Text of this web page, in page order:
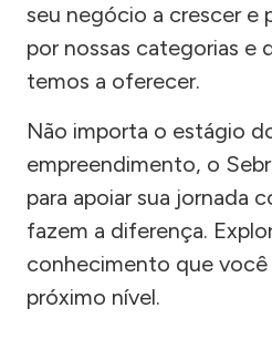
seu negócio a crescer e
por nossas categorias e
temos a oferecer.
Não importa o estágio
empreendimento, o
para apoiar sua jornada
fazem a diferença.
conhecimento que você
próximo nível.